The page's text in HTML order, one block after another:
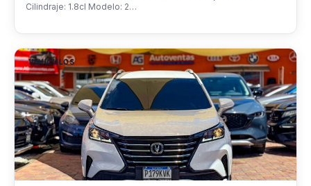
Cilindraje: 1.8cl Modelo: 2…
VEHÍCULOS